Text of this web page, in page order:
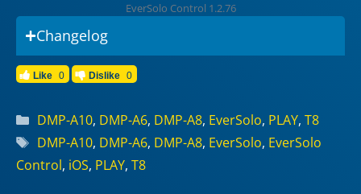
EverSolo Control 1.2.76
Changelog
Like 0 Dislike 0
Categories
DMP-A10, DMP-A6, DMP-A8, EverSolo, PLAY, T8
Tags
DMP-A10, DMP-A6, DMP-A8, EverSolo, EverSolo
Control, iOS, PLAY, T8